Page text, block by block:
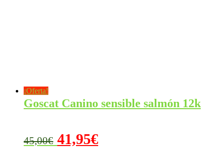
¡Oferta!
Goscat Canino sensible salmón 12k
45,00€ El
41,95€El